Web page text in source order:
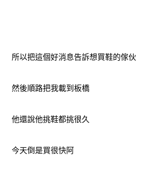
所以把這個好消息告訴想買鞋的傢伙
然後順路把我載到板橋
他還說他挑鞋都挑很久
今天倒是買很快阿